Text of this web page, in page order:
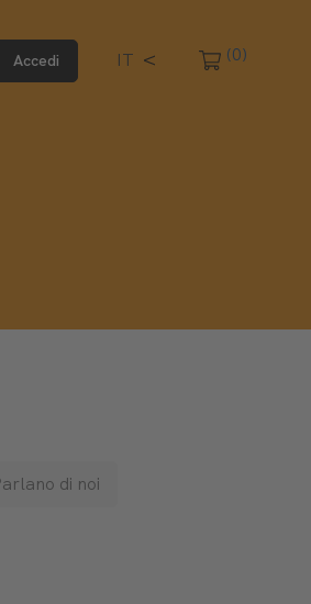
Accedi IT (0)
di noi